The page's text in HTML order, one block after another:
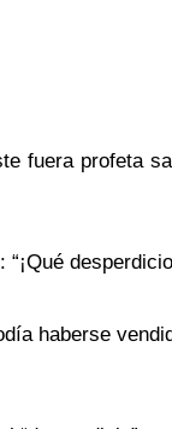
fuera profeta
haberse